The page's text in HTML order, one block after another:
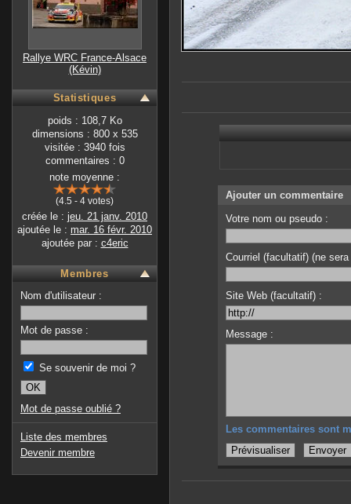
Rallye WRC France-Alsace
(Kévin)
Statistiques
poids : 108,7 Ko
dimensions : 800 x 535
visitée : 3940 fois
commentaires : 0
note moyenne :
(4.5 - 4 votes)
créée le : jeu. 21 janv. 2010
ajoutée le : mar. 16 févr. 2010
ajoutée par : c4eric
Membres
Nom d'utilisateur :
Mot de passe :
Se souvenir de moi ?
Mot de passe oublié ?
Liste des membres
Devenir membre
Ajouter un commentaire
Votre nom ou pseudo :
Courriel (facultatif) (ne
Site Web (facultatif) :
Message :
Les commentaires sont